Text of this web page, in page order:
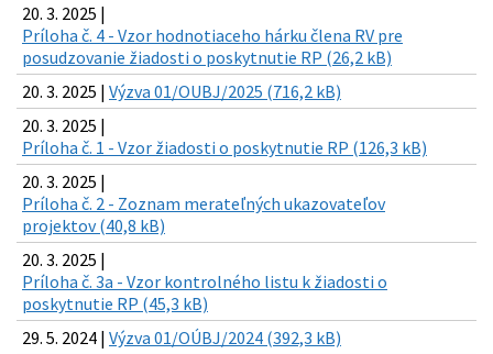
20. 3. 2025 |
Príloha č. 4 - Vzor hodnotiaceho hárku člena RV pre
posudzovanie žiadosti o poskytnutie RP (26,2 kB)
20. 3. 2025 | Výzva 01/OUBJ/2025 (716,2 kB)
20. 3. 2025 |
Príloha č. 1 - Vzor žiadosti o poskytnutie RP (126,3 kB)
20. 3. 2025 |
Príloha č. 2 - Zoznam merateľných ukazovateľov
projektov (40,8 kB)
20. 3. 2025 |
Príloha č. 3a - Vzor kontrolného listu k žiadosti o
poskytnutie RP (45,3 kB)
29. 5. 2024 | Výzva 01/OÚBJ/2024 (392,3 kB)